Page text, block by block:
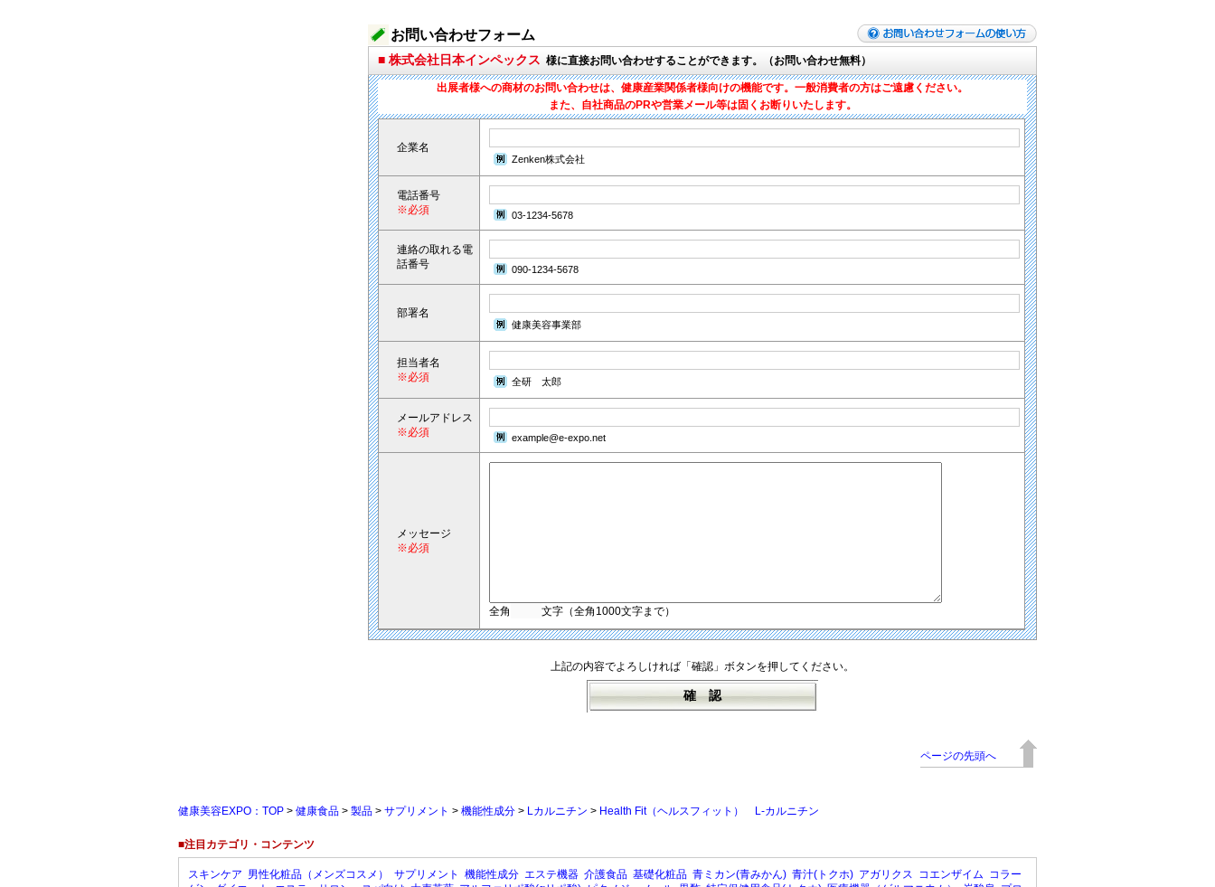
お問い合わせフォーム
■ 株式会社日本インペックス 様に直接お問い合わせすることができます。（お問い合わせ無料）
出展者様への商材のお問い合わせは、健康産業関係者様向けの機能です。一般消費者の方はご遠慮ください。
また、自社商品のPRや営業メール等は固くお断りいたします。
企業名
Zenken株式会社
電話番号
※必須
03-1234-5678
連絡の取れる電
話番号
090-1234-5678
部署名
健康美容事業部
担当者名
※必須
全研 太郎
メールアドレス
※必須
example@e-expo.net
メッセージ
※必須
全角 文字（全角1000文字まで）
上記の内容でよろしければ「確認」ボタンを押してください。
ページの先頭へ
健康美容EXPO：TOP > 健康食品 > 製品 > サプリメント > 機能性成分 > Lカルニチン > Health Fit（ヘルスフィット） L-カルニチン
■注目カテゴリ・コンテンツ
スキンケア 男性化粧品（メンズコスメ） サプリメント 機能性成分 エステ機器 介護食品 基礎化粧品 青ミカン(青みかん) 青汁(トクホ) アガリクス コエンザイム コラー